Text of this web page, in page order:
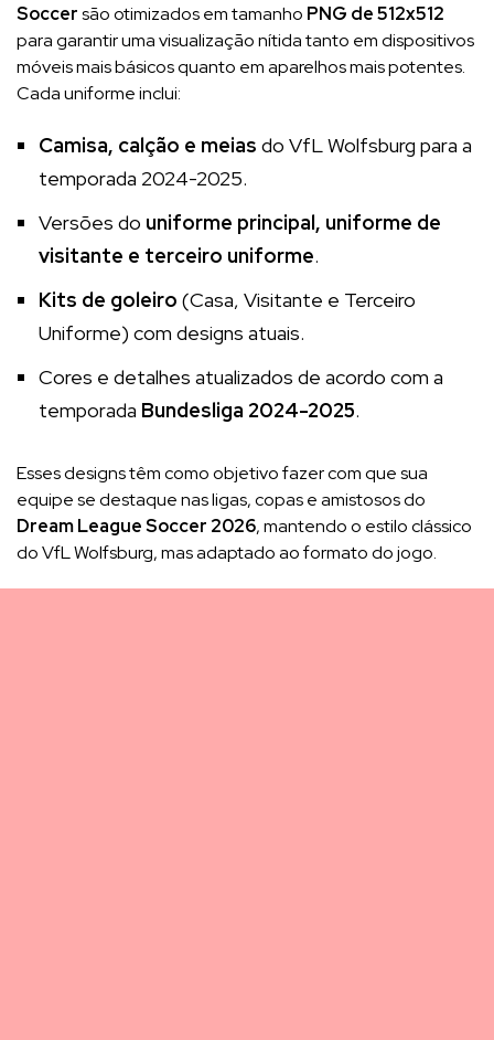
Soccersão otimizados em tamanho PNG de 512x512
para garantir uma visualização nítida tanto em dispositivos
móveis mais básicos quanto em aparelhos mais potentes.
Cada uniforme inclui:
Camisa, calção e meias do VfL Wolfsburg para a
temporada 2024-2025.
Versões do uniforme principal, uniforme de
visitante e terceiro uniforme.
Kits de goleiro (Casa, Visitante e Terceiro
Uniforme) com designs atuais.
Cores e detalhes atualizados de acordo com a
temporada Bundesliga 2024-2025.
Esses designs têm como objetivo fazer com que sua
equipe se destaque nas ligas, copas e amistosos do
Dream League Soccer 2026, mantendo o estilo clássico
do VfL Wolfsburg, mas adaptado ao formato do jogo.